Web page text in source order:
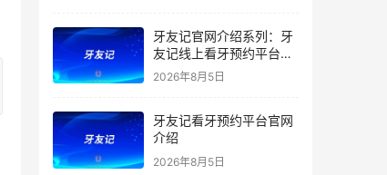
牙友记官网介绍系列：牙
友记线上看牙预约平台的
优势在哪里？
2026年8月5日
牙友记看牙预约平台官网
介绍
2026年8月5日